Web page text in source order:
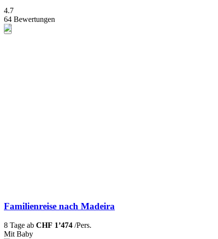
4.7
64 Bewertungen
Familienreise nach Madeira
8 Tage ab CHF 1’474 /Pers.
Mit Baby